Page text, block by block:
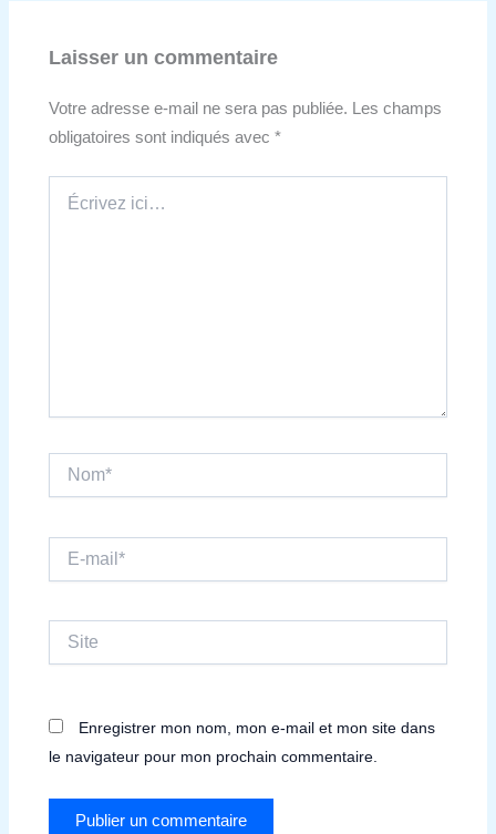
Laisser un commentaire
Votre adresse e-mail ne sera pas publiée. Les champs
obligatoires sont indiqués avec*
ici…
mail*
Enregistrer mon nom, mon e-mail et mon site dans
le navigateur pour mon prochain commentaire.